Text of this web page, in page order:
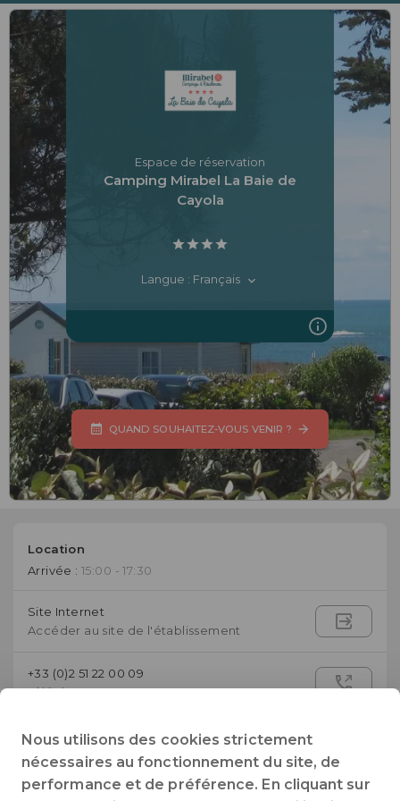
Espace de réservation
Camping Mirabel La Baie de
Cayola
Langue : Français
QUAND SOUHAITEZ-VOUS VENIR ?
Location
Arrivée :15:00 - 17:30
Site Internet
Accéder au site de l'établissement
+33 (0)2 51 22 00 09
Téléphone
cayola@mirabel-campings.com
E-mail
17, Promenade de Cayola
Nous utilisons des cookies strictement
nécessaires au fonctionnement du site, de
performance et de préférence. En cliquant sur